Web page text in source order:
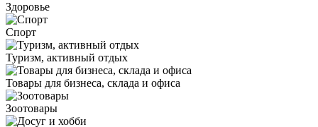
Здоровье
Спорт
Туризм, активный отдых
Товары для бизнеса, склада и офиса
Зоотовары